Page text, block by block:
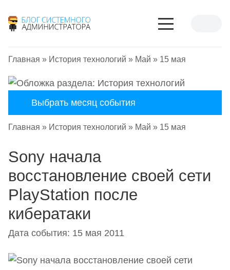
Главная » История технологий » Май » 15 мая
Выбрать месяц события
Главная » История технологий » Май » 15 мая
Sony начала
восстановление своей сети
PlayStation после
кибератаки
Дата события: 15 мая 2011